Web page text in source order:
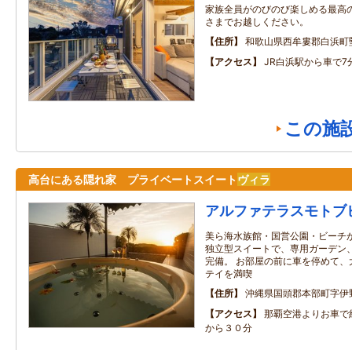
家族全員がのびのび楽しめる最高
さまでお越しください。
住所
和歌山県西牟婁郡白浜
アクセス
JR白浜駅から車で7
この施
高台にある隠れ家 プライベートスイートヴィラ
アルファテラスモトブ
美ら海水族館・国営公園・ビーチ
独立型スイートで、専用ガーデン
完備。 お部屋の前に車を停めて
テイを満喫
住所
沖縄県国頭郡本部町字
アクセス
那覇空港よりお車
から３０分